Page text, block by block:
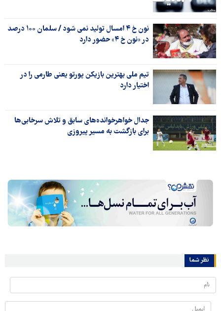
نون خ ۴ امسال تولید نمی شود / سلمان ۱۰۰ درصد
در «نون خ ۴» حضور دارد
تیم ملی بهترین بازیکن پورتو یعنی طارمی را در
اختیار دارد
جدال خواهرخوانده‌های سابق و تلاش سرخابی‌ها
برای بازگشت به مسیر پیروزی
نظر شما